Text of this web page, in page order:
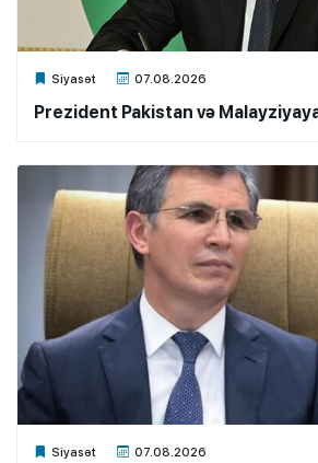
Siyasət 07.08.2026
Xalq.Online
Prezident Pakistan və
Siyasət 07.08.2026
Xalq.Online